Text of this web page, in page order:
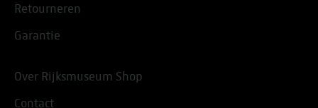
Retourneren
Garantie
Over Rijksmuseum Shop
Contact